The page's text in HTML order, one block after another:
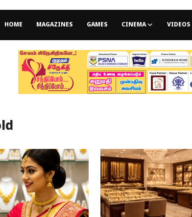
HOME MAGAZINES GAMES CINEMA VIDEOS